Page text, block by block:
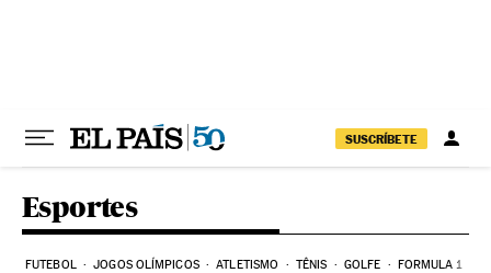
SUSCRÍBETE
Esportes
FUTEBOL JOGOS OLÍMPICOS ATLETISMO TÊNIS GOLFE FORMULA 1